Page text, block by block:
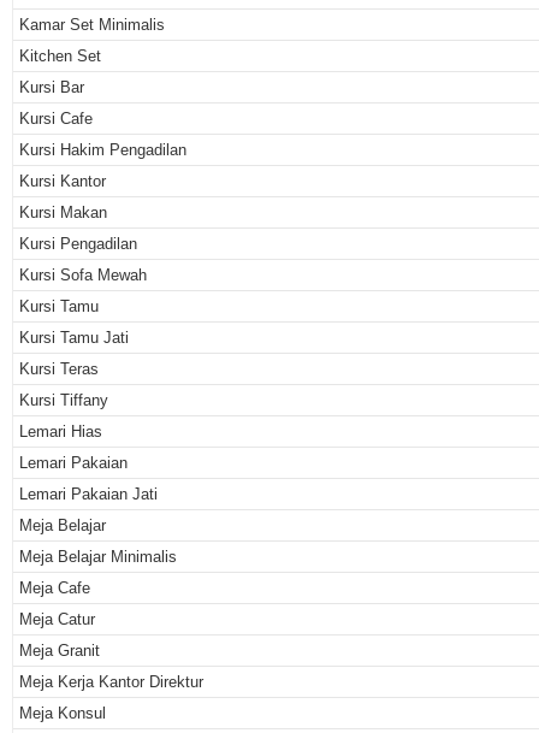
Kamar Set Minimalis
Kitchen Set
Kursi Bar
Kursi Cafe
Kursi Hakim Pengadilan
Kursi Kantor
Kursi Makan
Kursi Pengadilan
Kursi Sofa Mewah
Kursi Tamu
Kursi Tamu Jati
Kursi Teras
Kursi Tiffany
Lemari Hias
Lemari Pakaian
Lemari Pakaian Jati
Meja Belajar
Meja Belajar Minimalis
Meja Cafe
Meja Catur
Meja Granit
Meja Kerja Kantor Direktur
Meja Konsul